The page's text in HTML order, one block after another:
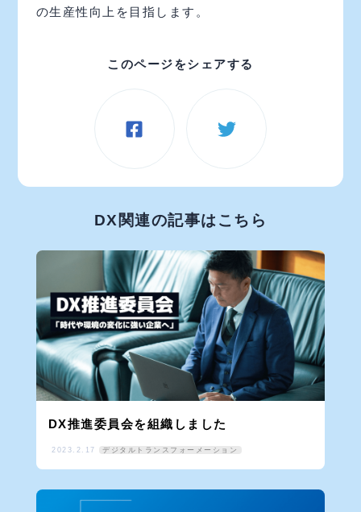
の生産性向上を目指します。
このページをシェアする
DX関連の記事はこちら
DX推進委員会を組織しました
2023.2.17 デジタルトランスフォーメーション